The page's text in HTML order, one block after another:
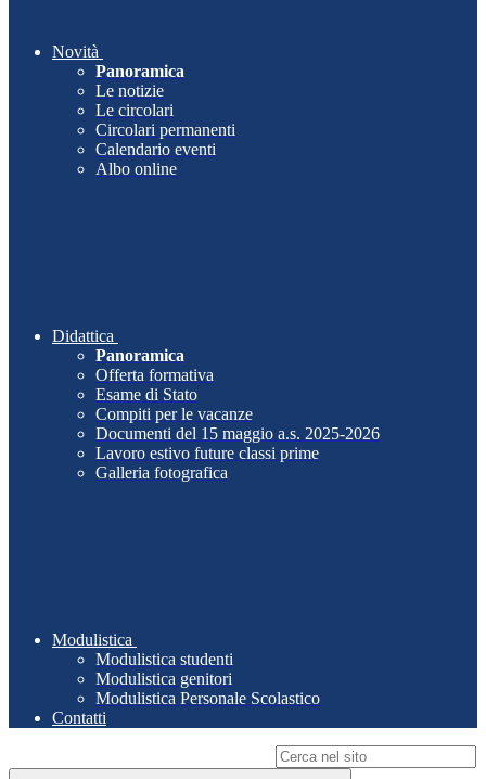
Novità
Panoramica
Le notizie
Le circolari
Circolari permanenti
Calendario eventi
Albo online
Didattica
Panoramica
Offerta formativa
Esame di Stato
Compiti per le vacanze
Documenti del 15 maggio a.s. 2025-2026
Lavoro estivo future classi prime
Galleria fotografica
Modulistica
Modulistica studenti
Modulistica genitori
Modulistica Personale Scolastico
Contatti